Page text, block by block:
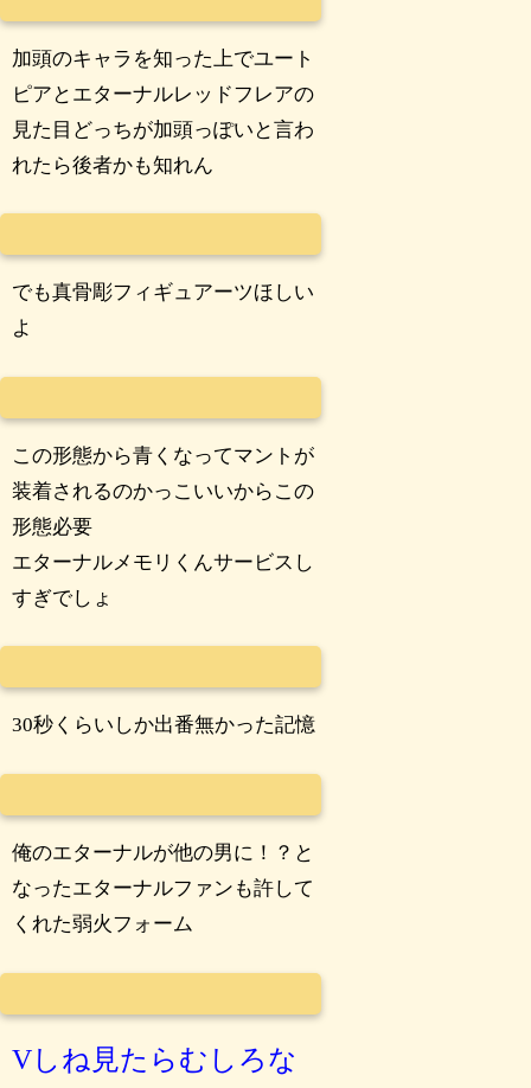
加頭のキャラを知った上でユート
ピアとエターナルレッドフレアの
見た目どっちが加頭っぽいと言わ
れたら後者かも知れん
でも真骨彫フィギュアーツほしい
よ
この形態から青くなってマントが
装着されるのかっこいいからこの
形態必要
エターナルメモリくんサービスし
すぎでしょ
30秒くらいしか出番無かった記憶
俺のエターナルが他の男に！？と
なったエターナルファンも許して
くれた弱火フォーム
Vしね見たらむしろな